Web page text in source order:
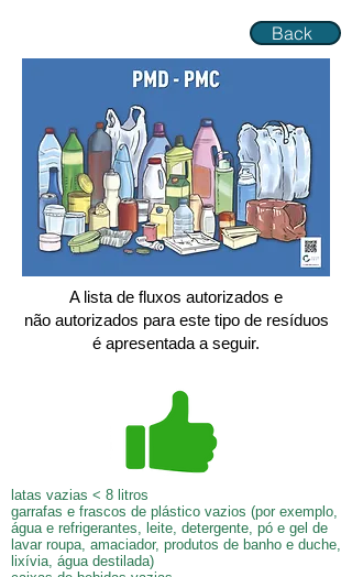
Back
A lista de fluxos autorizados e
não autorizados para este tipo de resíduos
é apresentada a seguir.
latas vazias < 8 litros
garrafas e frascos de plástico vazios (por exemplo,
água e refrigerantes, leite, detergente, pó e gel de
lavar roupa, amaciador, produtos de banho e duche,
lixívia, água destilada)